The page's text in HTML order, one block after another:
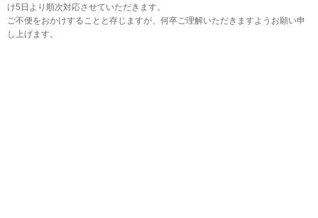
け5日より順次対応させていただきます。
ご不便をおかけすることと存じますが、何卒ご理解いただきますようお願い申
し上げます。